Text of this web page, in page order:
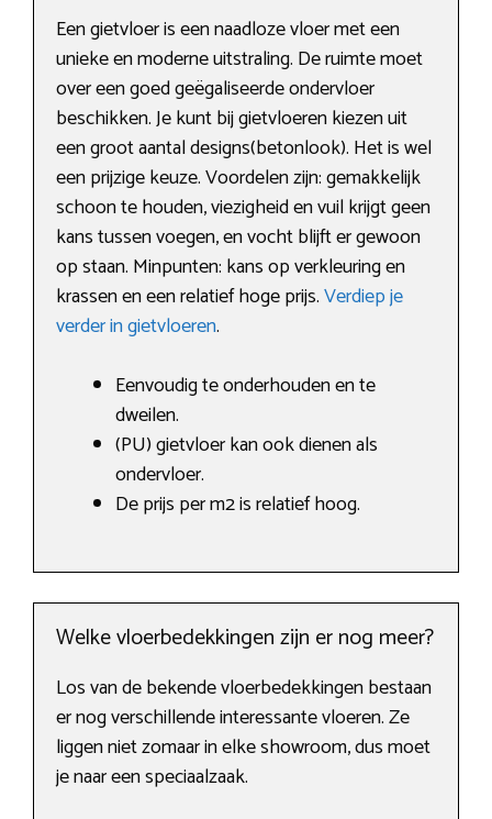
Een gietvloer is een naadloze vloer met een
unieke en moderne uitstraling. De ruimte moet
over een goed geëgaliseerde ondervloer
beschikken. Je kunt bij gietvloeren kiezen uit
een groot aantal designs(betonlook). Het is wel
een prijzige keuze. Voordelen zijn: gemakkelijk
schoon te houden, viezigheid en vuil krijgt geen
kans tussen voegen, en vocht blijft er gewoon
op staan. Minpunten: kans op verkleuring en
krassen en een relatief hoge prijs.Verdiep je
verder in gietvloeren.
Eenvoudig te onderhouden en te
dweilen.
(PU) gietvloer kan ook dienen als
ondervloer.
De prijs per m2 is relatief hoog.
Welke vloerbedekkingen zijn er nog meer?
Los van de bekende vloerbedekkingen bestaan
er nog verschillende interessante vloeren. Ze
liggen niet zomaar in elke showroom, dus moet
je naar een speciaalzaak.